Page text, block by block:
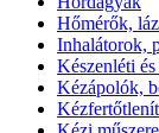
Hőmérők,
Inhalátorok,
Készenléti
Kézápolók,